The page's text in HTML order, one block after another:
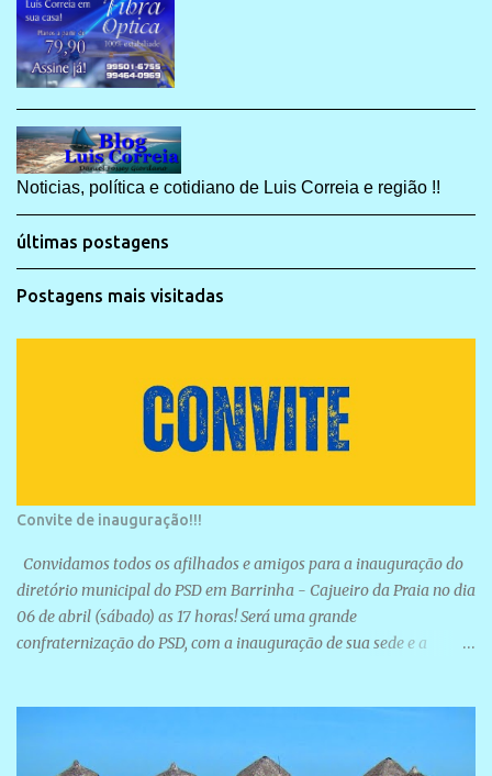
Noticias, política e cotidiano de Luis Correia e região !!
últimas postagens
Postagens mais visitadas
Convite de inauguração!!!
Convidamos todos os afilhados e amigos para a inauguração do
diretório municipal do PSD em Barrinha - Cajueiro da Praia no dia
06 de abril (sábado) as 17 horas! Será uma grande
confraternização do PSD, com a inauguração de sua sede e a